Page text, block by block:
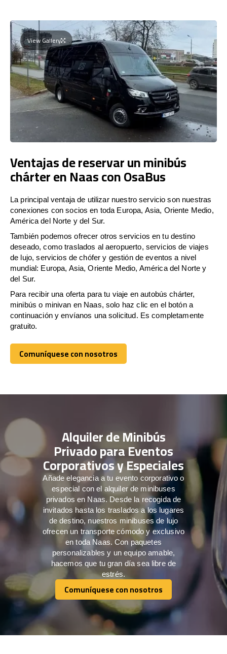
View Gallery
Ventajas de reservar un minibús
chárter en Naas con OsaBus
La principal ventaja de utilizar nuestro servicio son nuestras
conexiones con socios en toda Europa, Asia, Oriente Medio,
América del Norte y del Sur.
También podemos ofrecer otros servicios en tu destino
deseado, como traslados al aeropuerto, servicios de viajes
de lujo, servicios de chófer y gestión de eventos a nivel
mundial: Europa, Asia, Oriente Medio, América del Norte y
del Sur.
Para recibir una oferta para tu viaje en autobús chárter,
minibús o minivan en Naas, solo haz clic en el botón a
continuación y envíanos una solicitud. Es completamente
gratuito.
Comuníquese con nosotros
Comuníquese con nosotros
Alquiler de Minibús
Privado para Eventos
Corporativos y Especiales
Añade elegancia a tu evento corporativo o
especial con el alquiler de minibuses
privados en Naas. Desde la recogida de
invitados hasta los traslados a los lugares
de destino, nuestros minibuses de lujo
ofrecen un transporte cómodo y exclusivo
en toda Naas. Con paquetes
personalizables y un equipo amable,
hacemos que tu gran día sea libre de
estrés.
Comuníquese con nosotros
Comuníquese con nosotros